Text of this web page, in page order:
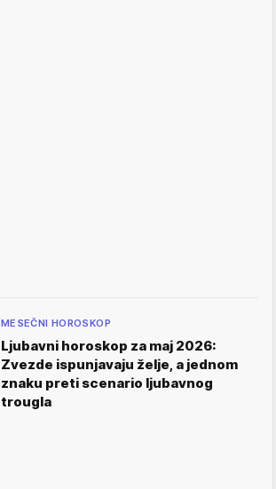
MESEČNI HOROSKOP
Ljubavni horoskop za maj 2026:
Zvezde ispunjavaju želje, a jednom
znaku preti scenario ljubavnog
trougla